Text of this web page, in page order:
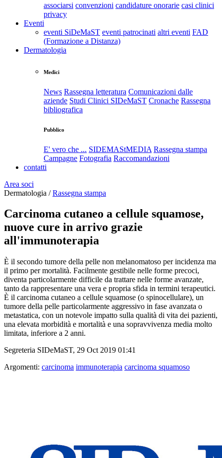
associarsi convenzioni candidature onorarie casi clinici
privacy
Eventi
eventi SiDeMaST eventi patrocinati altri eventi FAD
(Formazione a Distanza)
Dermatologia
Medici
News Rassegna letteratura Comunicazioni dalle
aziende Studi Clinici SIDeMaST Cronache Rassegna
bibliografica
Pubblico
E' vero che ... SIDEMAStMEDIA Rassegna stampa
Campagne Fotografia Raccomandazioni
contatti
Area soci
Dermatologia /Rassegna stampa
Carcinoma cutaneo a cellule squamose,
nuove cure in arrivo grazie
all'immunoterapia
È il secondo tumore della pelle non melanomatoso per incidenza ma
il primo per mortalità. Facilmente gestibile nelle forme precoci,
diventa particolarmente difficile da trattare nelle forme avanzate,
tanto da rappresentare una vera e propria sfida in termini terapeutici.
È il carcinoma cutaneo a cellule squamose (o spinocellulare), un
tumore della pelle particolarmente aggressivo in fase avanzata o
metastatica, con un notevole impatto sulla qualità di vita dei pazienti,
una elevata morbidità e mortalità e una sopravvivenza media molto
limitata, inferiore a 2 anni.
Segreteria SIDeMaST, 29 Oct 2019 01:41
Argomenti: carcinoma immunoterapia carcinoma squamoso